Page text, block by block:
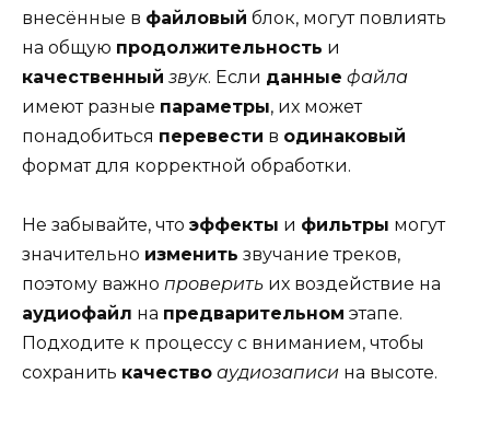
внесённые в файловый блок, могут повлиять
на общую продолжительность и
качественный звук. Если данные файла
имеют разные параметры, их может
понадобиться перевести в одинаковый
формат для корректной обработки.
Не забывайте, что эффекты и фильтры могут
значительно изменить звучание треков,
поэтому важно проверить их воздействие на
аудиофайл на предварительном этапе.
Подходите к процессу с вниманием, чтобы
сохранить качество аудиозаписи на высоте.